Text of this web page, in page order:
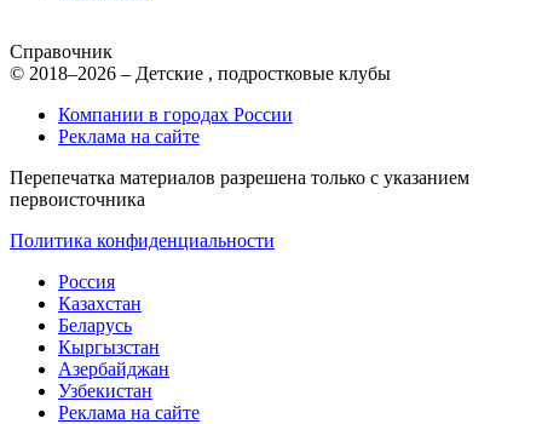
Справочник
© 2018–2026 – Детские , подростковые клубы
Компании в городах России
Реклама на сайте
Перепечатка материалов разрешена только с указанием
первоисточника
Политика конфиденциальности
Россия
Казахстан
Беларусь
Кыргызстан
Азербайджан
Узбекистан
Реклама на сайте